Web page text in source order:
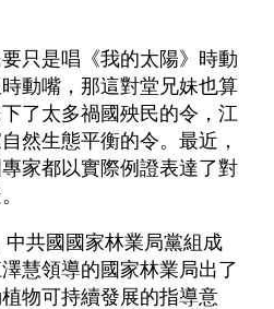
只是唱《我的太陽》時動
動嘴，那這對堂兄妹也算
了太多禍國殃民的令，江
然生態平衡的令。最近，
家都以實際例證表達了對
共國國家林業局黨組成
慧領導的國家林業局出了
物可持續發展的指導意